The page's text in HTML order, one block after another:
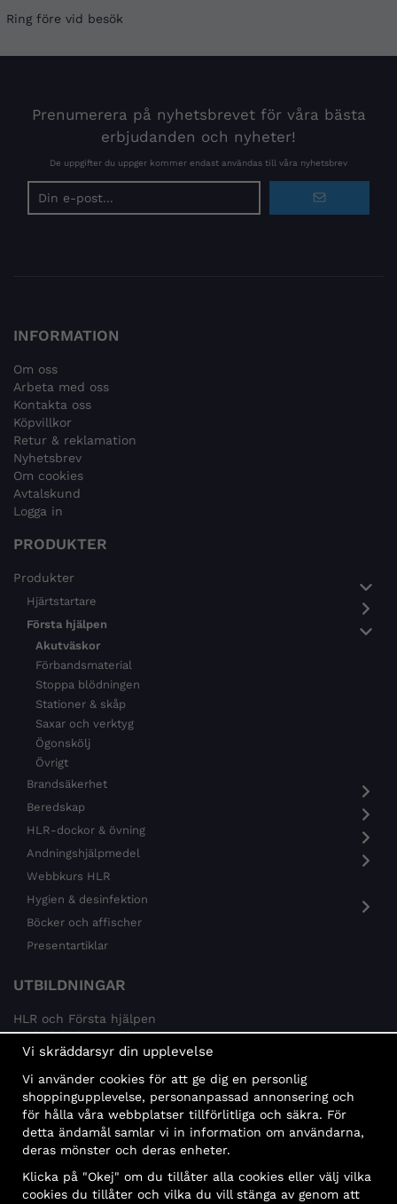
Ring före vid besök
Prenumerera på nyhetsbrevet för våra bästa
erbjudanden och nyheter!
De uppgifter du uppger kommer endast användas till våra nyhetsbrev
INFORMATION
Om oss
Arbeta med oss
Kontakta oss
Köpvillkor
Retur & reklamation
Nyhetsbrev
Om cookies
Avtalskund
Logga in
PRODUKTER
Produkter
Hjärtstartare
Första hjälpen
Akutväskor
Förbandsmaterial
Stoppa blödningen
Stationer & skåp
Saxar och verktyg
Ögonskölj
Övrigt
Brandsäkerhet
Beredskap
HLR-dockor & övning
Andningshjälpmedel
Webbkurs HLR
Hygien & desinfektion
Böcker och affischer
Presentartiklar
UTBILDNINGAR
HLR och Första hjälpen
Psykisk hälsa
Brandskydd
MÅLGRUPPER
Offentlig sektor och företag
Privatpersoner
Vi skräddarsyr din upplevelse
Vi använder cookies för att ge dig en personlig
shoppingupplevelse, personanpassad annonsering och
för hålla våra webbplatser tillförlitliga och säkra. För
detta ändamål samlar vi in information om användarna,
deras mönster och deras enheter.
Klicka på "Okej" om du tillåter alla cookies eller välj vilka
cookies du tillåter och vilka du vill stänga av genom att